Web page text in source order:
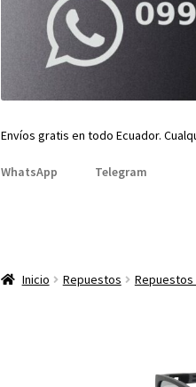
Envíos gratis en todo Ecuador.
WhatsApp Telegram
Inicio Repuestos Repuestos